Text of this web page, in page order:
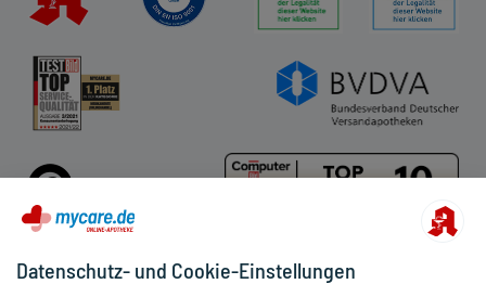
Datenschutz- und Cookie-Einstellungen